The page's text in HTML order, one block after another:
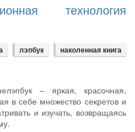
технология
лэпбук наколенная книга
– яркая, красочная,
в себе множество секретов и
и изучать, возвращаясь